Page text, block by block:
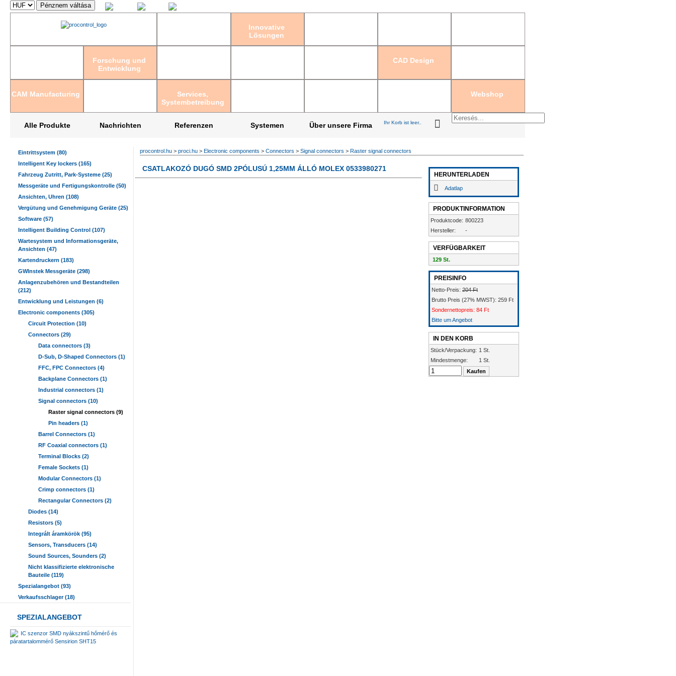
Innovative
Lösungen
Forschung und
Entwicklung
CAD Design
CAM Manufacturing
Services,
Systembetreibung
Webshop
Alle Produkte Nachrichten Referenzen Systemen Über unsere Firma Ihr Korb ist leer..
Eintrittsystem (80)
Intelligent Key lockers (165)
Fahrzeug Zutritt, Park-Systeme (25)
Messgeräte und Fertigungskontrolle (50)
Ansichten, Uhren (108)
Vergütung und Genehmigung Geräte (25)
Software (57)
Intelligent Building Control (107)
Wartesystem und Informationsgeräte,
Ansichten (47)
Kartendruckern (183)
GWInstek Messgeräte (298)
Anlagenzubehören und Bestandteilen
(212)
Entwicklung und Leistungen (6)
Electronic components (305)
Circuit Protection (10)
Connectors (29)
Data connectors (3)
D-Sub, D-Shaped Connectors (1)
FFC, FPC Connectors (4)
Backplane Connectors (1)
Industrial connectors (1)
Signal connectors (10)
Raster signal connectors (9)
Pin headers (1)
Barrel Connectors (1)
RF Coaxial connectors (1)
Terminal Blocks (2)
Female Sockets (1)
Modular Connectors (1)
Crimp connectors (1)
Rectangular Connectors (2)
Diodes (14)
Resistors (5)
Integrált áramkörök (95)
Sensors, Transducers (14)
Sound Sources, Sounders (2)
Nicht klassifizierte elektronische
Bauteile (119)
Spezialangebot (93)
Verkaufsschlager (18)
SPEZIALANGEBOT
IC szenzor SMD nyákszintű hőmérő és
páratartalommérő Sensirion SHT15
procontrol.hu > proci.hu > Electronic components > Connectors > Signal connectors > Raster signal connectors
CSATLAKOZÓ DUGÓ SMD 2PÓLUSÚ 1,25MM ÁLLÓ MOLEX 0533980271
HERUNTERLADEN
Adatlap
PRODUKTINFORMATION
Produktcode: 800223
Hersteller:
-
VERFÜGBARKEIT
129 St.
PREISINFO
Netto-Preis: 204 Ft
Brutto Preis (27% MWST): 259 Ft
Sondernettopreis: 84 Ft
Bitte um Angebot
IN DEN KORB
Stück/Verpackung: 1 St.
Mindestmenge:
1 St.